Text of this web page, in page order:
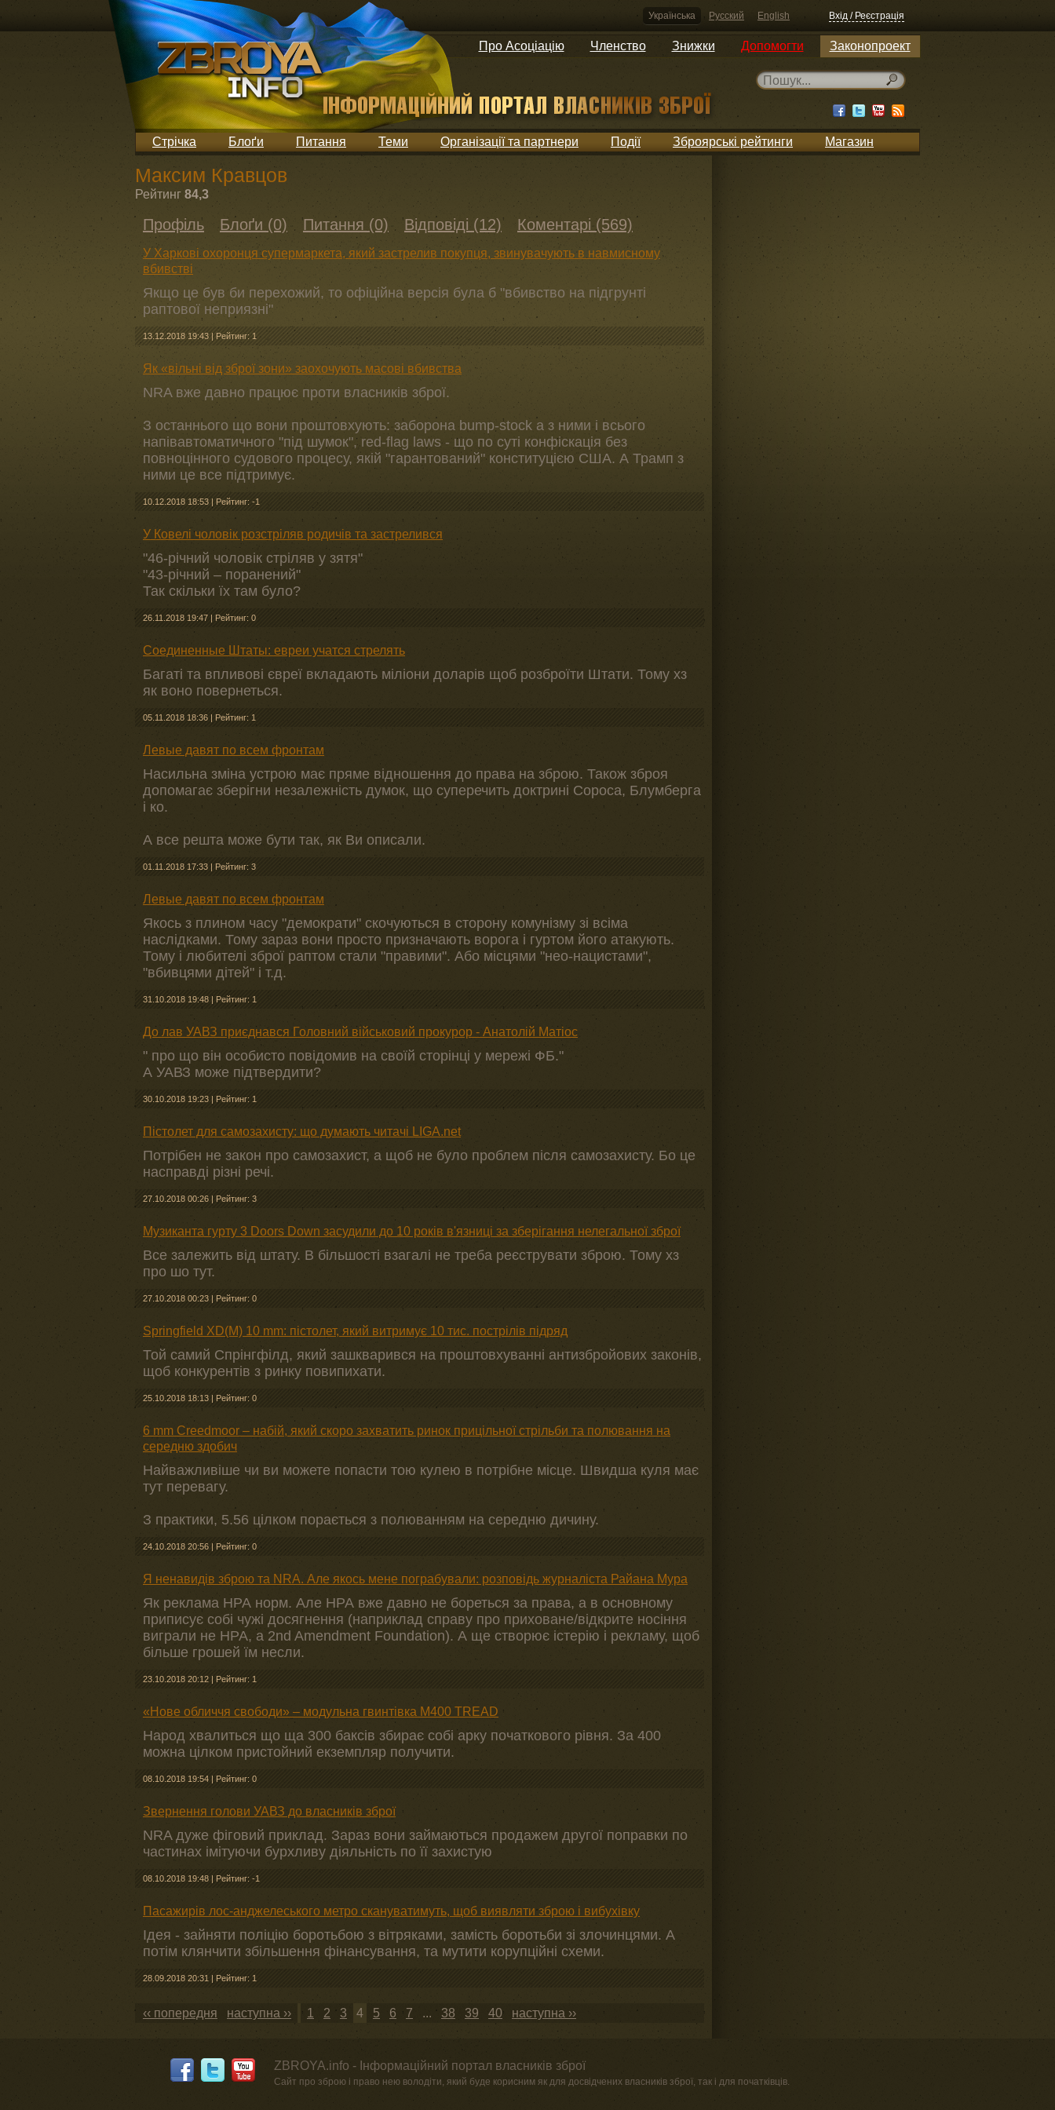
Українська Русский English Вхід / Реєстрація
Про Асоціацію Членство Знижки Допомогти Законопроект
Стрічка Блоґи Питання Теми Організації та партнери Події Зброярські рейтинги Магазин
Максим Кравцов
Рейтинг 84,3
Профіль Блоґи (0) Питання (0) Відповіді (12) Коментарі (569)
У Харкові охоронця супермаркета, який застрелив покупця, звинувачують в навмисному
вбивстві
Якщо це був би перехожий, то офіційна версія була б "вбивство на підгрунті
раптової неприязні"
13.12.2018 19:43 | Рейтинг: 1
Як «вільні від зброї зони» заохочують масові вбивства
NRA вже давно працює проти власників зброї.
З останнього що вони проштовхують: заборона bump-stock а з ними і всього
напівавтоматичного "під шумок", red-flag laws - що по суті конфіскація без
повноцінного судового процесу, якій "гарантований" конституцією США. А Трамп з
ними це все підтримує.
10.12.2018 18:53 | Рейтинг: -1
У Ковелі чоловік розстріляв родичів та застрелився
"46-річний чоловік стріляв у зятя"
"43-річний – поранений"
Так скільки їх там було?
26.11.2018 19:47 | Рейтинг: 0
Соединенные Штаты: евреи учатся стрелять
Багаті та впливові євреї вкладають міліони доларів щоб розброїти Штати. Тому хз
як воно повернеться.
05.11.2018 18:36 | Рейтинг: 1
Левые давят по всем фронтам
Насильна зміна устрою має пряме відношення до права на зброю. Також зброя
допомагає зберігни незалежність думок, що суперечить доктрині Сороса, Блумберга
і ко.
А все решта може бути так, як Ви описали.
01.11.2018 17:33 | Рейтинг: 3
Левые давят по всем фронтам
Якось з плином часу "демократи" скочуються в сторону комунізму зі всіма
наслідками. Тому зараз вони просто призначають ворога і гуртом його атакують.
Тому і любителі зброї раптом стали "правими". Або місцями "нео-нацистами",
"вбивцями дітей" і т.д.
31.10.2018 19:48 | Рейтинг: 1
До лав УАВЗ приєднався Головний військовий прокурор - Анатолій Матіос
" про що він особисто повідомив на своїй сторінці у мережі ФБ."
А УАВЗ може підтвердити?
30.10.2018 19:23 | Рейтинг: 1
Пістолет для самозахисту: що думають читачі LIGA.net
Потрібен не закон про самозахист, а щоб не було проблем після самозахисту. Бо це
насправді різні речі.
27.10.2018 00:26 | Рейтинг: 3
Музиканта гурту 3 Doors Down засудили до 10 років в'язниці за зберігання нелегальної зброї
Все залежить від штату. В більшості взагалі не треба реєструвати зброю. Тому хз
про шо тут.
27.10.2018 00:23 | Рейтинг: 0
Springfield XD(M) 10 mm: пістолет, який витримує 10 тис. пострілів підряд
Той самий Спрінгфілд, який зашкварився на проштовхуванні антизбройових законів,
щоб конкурентів з ринку повипихати.
25.10.2018 18:13 | Рейтинг: 0
6 mm Creedmoor – набій, який скоро захватить ринок прицільної стрільби та полювання на
середню здобич
Найважливіше чи ви можете попасти тою кулею в потрібне місце. Швидша куля має
тут перевагу.
З практики, 5.56 цілком порається з полюванням на середню дичину.
24.10.2018 20:56 | Рейтинг: 0
Я ненавидів зброю та NRA. Але якось мене пограбували: розповідь журналіста Райана Мура
Як реклама НРА норм. Але НРА вже давно не бореться за права, а в основному
приписує собі чужі досягнення (наприклад справу про приховане/відкрите носіння
виграли не НРА, а 2nd Amendment Foundation). А ще створює істерію і рекламу, щоб
більше грошей їм несли.
23.10.2018 20:12 | Рейтинг: 1
«Нове обличчя свободи» – модульна гвинтівка M400 TREAD
Народ хвалиться що ща 300 баксів збирає собі арку початкового рівня. За 400
можна цілком пристойний екземпляр получити.
08.10.2018 19:54 | Рейтинг: 0
Звернення голови УАВЗ до власників зброї
NRA дуже фіговий приклад. Зараз вони займаються продажем другої поправки по
частинах імітуючи бурхливу діяльність по її захистую
08.10.2018 19:48 | Рейтинг: -1
Пасажирів лос-анджелеського метро скануватимуть, щоб виявляти зброю і вибухівку
Ідея - зайняти поліцію боротьбою з вітряками, замість боротьби зі злочинцями. А
потім клянчити збільшення фінансування, та мутити корупційні схеми.
28.09.2018 20:31 | Рейтинг: 1
‹‹ попередня наступна ›› 1 2 3 4 5 6 7 ... 38 39 40 наступна ››
ZBROYA.info - Інформаційний портал власників зброї
Сайт про зброю і право нею володіти, який буде корисним як для досвідчених власників зброї, так і для початківців.